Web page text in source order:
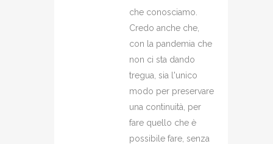
che conosciamo.
Credo anche che,
con la pandemia che
non ci sta dando
tregua, sia l'unico
modo per preservare
una continuità, per
fare quello che è
possibile fare, senza